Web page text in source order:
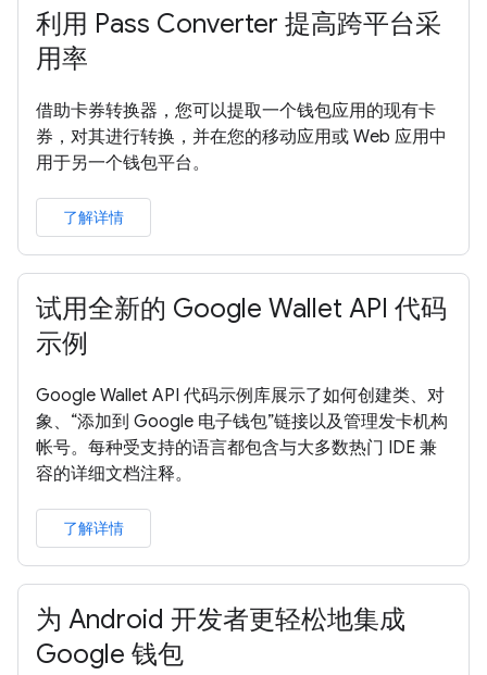
利用 Pass Converter 提高跨平台采
用率
借助卡券转换器，您可以提取一个钱包应用的现有卡
券，对其进行转换，并在您的移动应用或 Web 应用中
用于另一个钱包平台。
了解详情
试用全新的 Google Wallet API 代码
示例
Google Wallet API 代码示例库展示了如何创建类、对
象、“添加到 Google 电子钱包”链接以及管理发卡机构
帐号。每种受支持的语言都包含与大多数热门 IDE 兼
容的详细文档注释。
了解详情
为 Android 开发者更轻松地集成
Google 钱包